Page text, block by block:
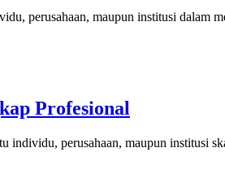
perusahaan, maupun institusi dalam
Profesional
individu, perusahaan, maupun institusi